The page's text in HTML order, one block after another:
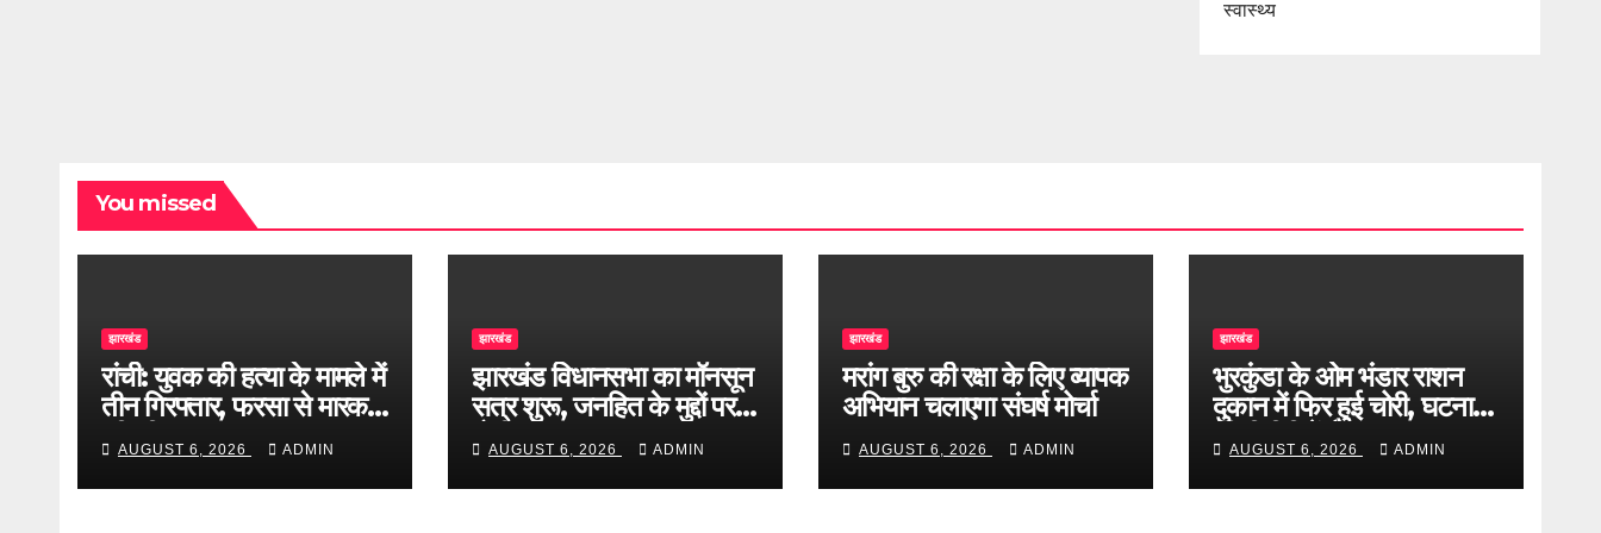
स्वास्थ्य
You missed
झारखंड
रांची: युवक की हत्या के मामले में
तीन गिरफ्तार, फरसा से मारकर
की थी हत्या
AUGUST 6, 2026 ADMIN
झारखंड
झारखंड विधानसभा का मॉनसून
सत्र शुरू, जनहित के मुद्दों पर
होगी बहस
AUGUST 6, 2026 ADMIN
झारखंड
मरांग बुरु की रक्षा के लिए व्यापक
अभियान चलाएगा संघर्ष मोर्चा
AUGUST 6, 2026 ADMIN
झारखंड
भुरकुंडा के ओम भंडार राशन
दुकान में फिर हुई चोरी, घटना
सीसीटीवी में कैद
AUGUST 6, 2026 ADMIN